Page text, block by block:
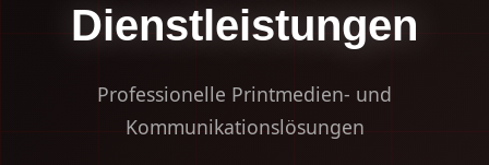
Dienstleistungen
Professionelle Printmedien- und
Kommunikationslösungen